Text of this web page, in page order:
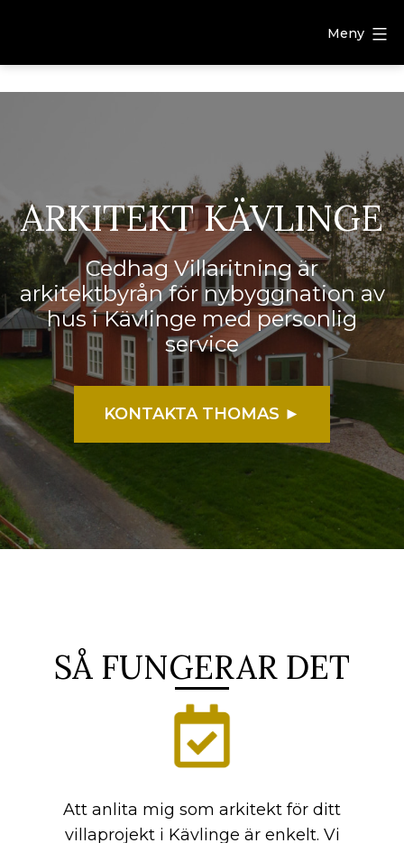
Meny
ARKITEKT KÄVLINGE
Cedhag Villaritning är
arkitektbyrån för nybyggnation av
hus i Kävlinge med personlig
service
KONTAKTA THOMAS ►
SÅ FUNGERAR DET
Att anlita mig som arkitekt för ditt
villaprojekt i Kävlinge är enkelt. Vi